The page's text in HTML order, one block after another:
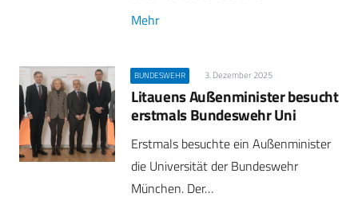
Mehr
BUNDESWEHR 3. Dezember 2025
Litauens Außenminister besucht
erstmals Bundeswehr Uni
Erstmals besuchte ein Außenminister
die Universität der Bundeswehr
München. Der…